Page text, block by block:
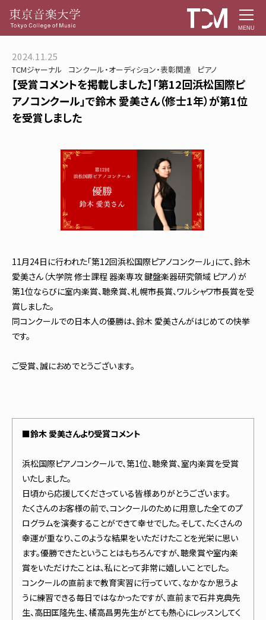
MENU
2024.11.25
TCMジャーナル コンクール・オーディション・表彰関連 ピアノ
【受賞コメントを掲載しました】「第12回浜松国際ピ
アノコンクール」で鈴木 愛美さん（修士1年）が第1位
を受賞しました
11月24日に行われた「第12回浜松国際ピアノコンクール」にて、鈴木
愛美さん（大学院 修士課程 器楽専攻 鍵盤楽器研究領域 ピアノ）が
第1位ならびに室内楽賞、聴衆賞、札幌市長賞、ワルシャワ市長賞を受
賞しました。
同コンクールでの日本人の優勝は、鈴木 愛美さんがはじめての快挙
です。
ご受賞、誠におめでとうございます。
■鈴木 愛美さんより受賞コメント
浜松国際ピアノコンクールで、第1位、聴衆賞、室内楽賞を受賞
いたしました。
日頃から応援してくださっている皆様ありがとうございます。
たくさんのお客様の前で、コンクールのために用意した全てのプ
ログラムを演奏することができて幸せでした。そして、たくさんの
幸運が重なり、このような結果をいただけたことを光栄に思い
ます。優勝できたということはもちろんですが、聴衆賞や室内楽
賞をいただけたことは、私にとって非常に嬉しいことでした。
コンクールの直前まで教育実習に行っていて、なかなか思うよ
うに練習できる毎日ではなかったですが、直前まで石井克典先
生、高田匡隆先生、橘高昌男先生がとても熱心にレッスンしてく